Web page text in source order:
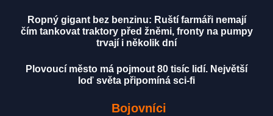
Ropný gigant bez benzinu: Ruští farmáři nemají
čím tankovat traktory před žněmi, fronty na pumpy
trvají i několik dní
Plovoucí město má pojmout 80 tisíc lidí. Největší
loď světa připomíná sci-fi
Bojovníci